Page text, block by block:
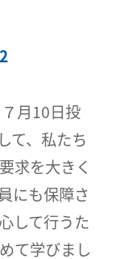
月10日投
て、私たち
求を大きく
にも保障さ
して行うた
て学びまし